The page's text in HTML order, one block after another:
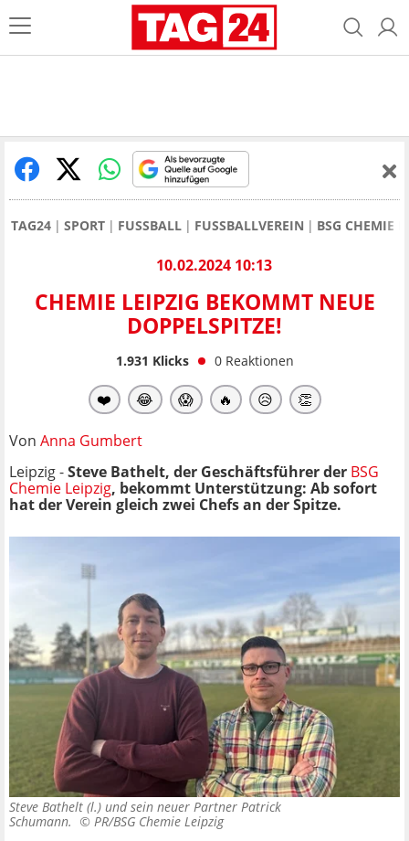
TAG24 SPORT FUSSBALL FUSSBALLVEREIN BSG CHEMIE
10.02.2024 10:13
CHEMIE LEIPZIG BEKOMMT NEUE
DOPPELSPITZE!
1.931 Klicks 0 Reaktionen
❤️ 😂 😱 🔥 😥 👏
Von Anna Gumbert
Leipzig -Steve Bathelt, der Geschäftsführer der BSG
Chemie Leipzig, bekommt Unterstützung: Ab sofort
hat der Verein gleich zwei Chefs an der Spitze.
Steve Bathelt (l.) und sein neuer Partner Patrick
Schumann. © PR/BSG Chemie Leipzig